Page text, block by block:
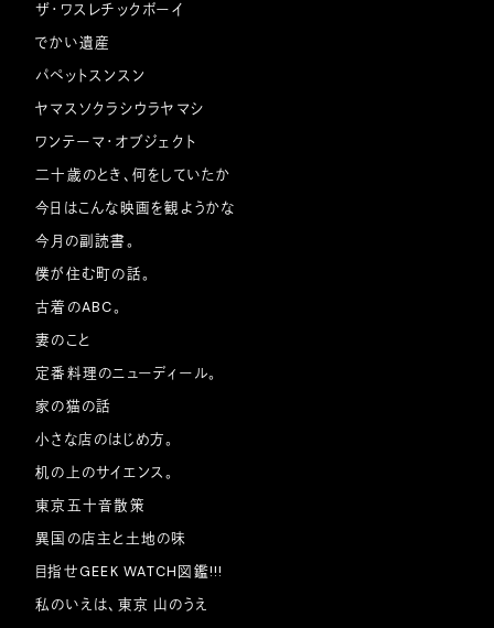
ザ・ワスレチックボーイ
でかい遺産
パペットスンスン
ヤマスソクラシウラヤマシ
ワンテーマ・オブジェクト
二十歳のとき、何をしていたか
今日はこんな映画を観ようかな
今月の副読書。
僕が住む町の話。
古着のABC。
妻のこと
定番料理のニューディール。
家の猫の話
小さな店のはじめ方。
机の上のサイエンス。
東京五十音散策
異国の店主と土地の味
目指せGEEK WATCH図鑑!!!
私のいえは、東京 山のうえ